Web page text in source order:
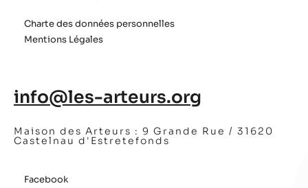
Charte des données personnelles
Mentions Légales
info@les-arteurs.org
Maison des Arteurs : 9 Grande Rue / 31620
Castelnau d'Estretefonds
Facebook